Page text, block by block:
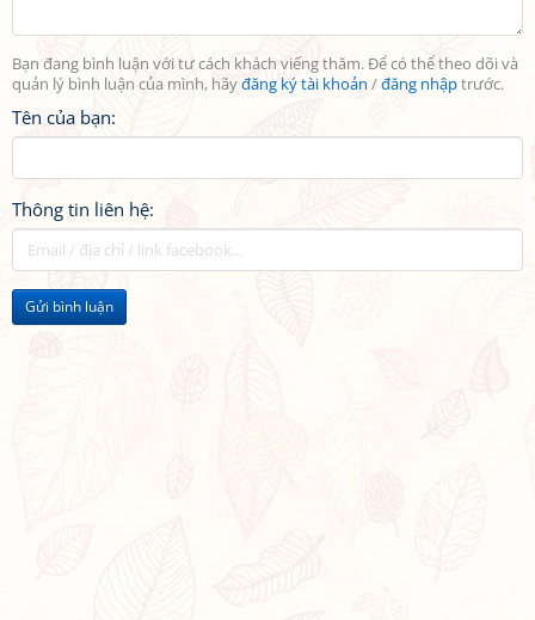
Bạn đang bình luận với tư cách khách viếng thăm. Để có thể theo dõi và
quản lý bình luận của mình, hãyđăng ký tài khoản /đăng nhậptrước.
Tên của bạn:
Thông tin liên hệ:
Gửi bình luận